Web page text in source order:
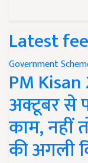
Latest
Government
PM
अक्टूबर से
काम, नहीं
की अगली